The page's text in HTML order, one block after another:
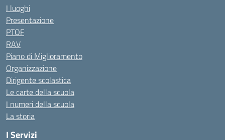
I luoghi
Presentazione
PTOF
RAV
Piano di Miglioramento
Organizzazione
Dirigente scolastica
Le carte della scuola
I numeri della scuola
La storia
I Servizi